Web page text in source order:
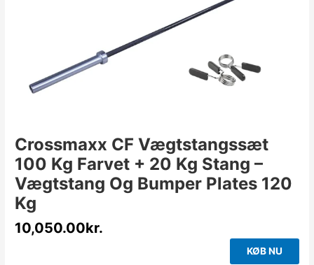
Crossmaxx CF Vægtstangssæt
100 Kg Farvet + 20 Kg Stang –
Vægtstang Og Bumper Plates 120
Kg
10,050.00kr.
KØB NU